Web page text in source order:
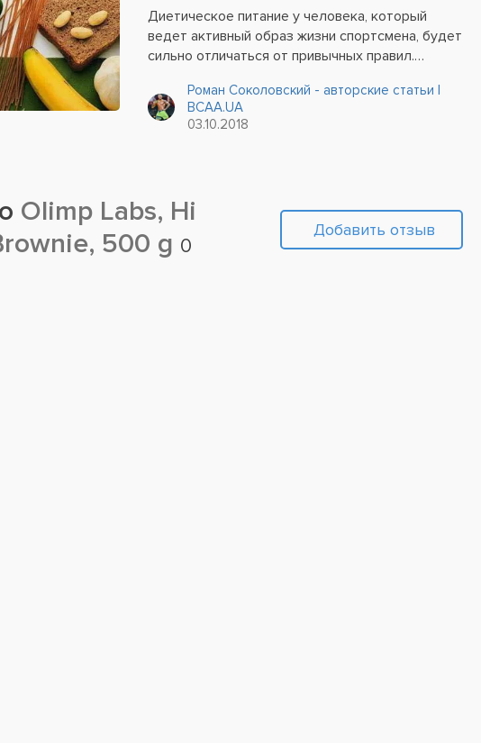
Диетическое питание у человека, который
ведет активный образ жизни спортсмена, будет
сильно отличаться от привычных правил.
особенности в зависимости от тяжести
физических нагрузок и высокого напряжения в
Роман Соколовский - авторские статьи |
BCAA.UA
03.10.2018
Olimp Labs, Hi
500 g 0
Добавить отзыв